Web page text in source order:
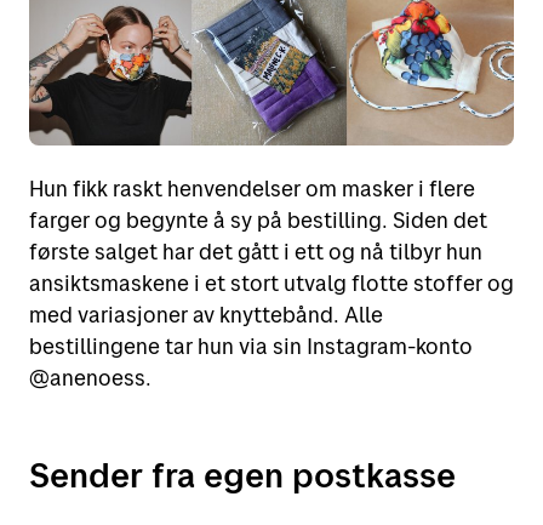
Hun fikk raskt henvendelser om masker i flere
farger og begynte å sy på bestilling. Siden det
første salget har det gått i ett og nå tilbyr hun
ansiktsmaskene i et stort utvalg flotte stoffer og
med variasjoner av knyttebånd. Alle
bestillingene tar hun via sin Instagram-konto
@anenoess.
Sender fra egen postkasse